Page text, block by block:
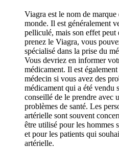
Viagra est le nom de
monde. Il est généralement
pelliculé, mais son effet
prenez le Viagra, vous
spécialisé dans la prise du
Vous devriez en informer
médicament. Il est
médecin si vous avez des
médicament qui a été vendu
conseillé de le prendre avec
problèmes de santé. Les
artérielle sont souvent
être utilisé pour les hommes
et pour les patients qui
artérielle.